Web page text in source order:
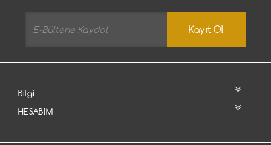
Kayıt Ol
Bilgi
HESABIM